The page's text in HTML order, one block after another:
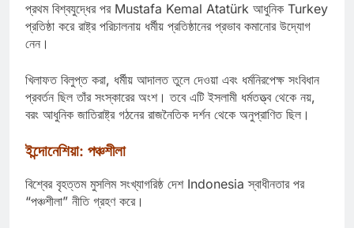
প্রথম বিশ্বযুদ্ধের পর Mustafa Kemal Atatürk আধুনিক Turkey
প্রতিষ্ঠা করে রাষ্ট্র পরিচালনায় ধর্মীয় প্রতিষ্ঠানের প্রভাব কমানোর উদ্যোগ
নেন।
খিলাফত বিলুপ্ত করা, ধর্মীয় আদালত তুলে দেওয়া এবং ধর্মনিরপেক্ষ সংবিধান
প্রবর্তন ছিল তাঁর সংস্কারের অংশ। তবে এটি ইসলামী ধর্মতত্ত্ব থেকে নয়,
বরং আধুনিক জাতিরাষ্ট্র গঠনের রাজনৈতিক দর্শন থেকে অনুপ্রাণিত ছিল।
ইন্দোনেশিয়া: পঞ্চশীলা
বিশ্বের বৃহত্তম মুসলিম সংখ্যাগরিষ্ঠ দেশ Indonesia স্বাধীনতার পর
“পঞ্চশীলা” নীতি গ্রহণ করে।